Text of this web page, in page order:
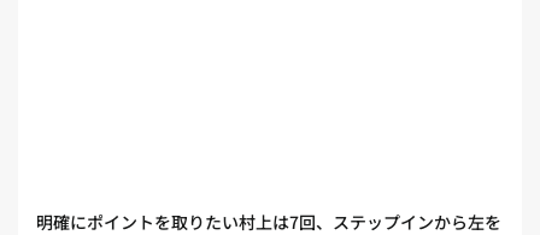
明確にポイントを取りたい村上は7回、ステップインから左を